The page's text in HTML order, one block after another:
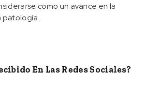
como un avance en la
patología.
En Las Redes Sociales?